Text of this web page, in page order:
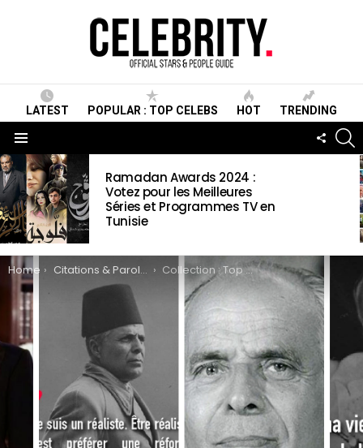
LATEST POPULAR : TOP CELEBS HOT TRENDING
LATEST
STORIES
Ramadan Awards 2024 :
Votez pour les Meilleures
Séries et Programmes TV en
Tunisie
You are here:
Home Citations & Paroles Collection : Top 27 Meilleures Citations de Habib Bourguiba que vous devez lire (Photos)